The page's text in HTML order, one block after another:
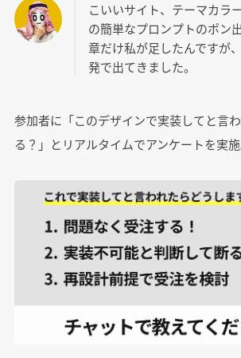
こいいサイト、テーマカラ
の簡単なプロンプトのポン
章だけ私が足したんですが
発で出てきました。
参加者に「このデザインで実装してと言
る？」とリアルタイムでアンケートを実施